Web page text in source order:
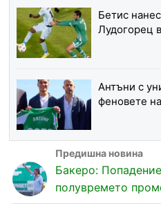
Бетис
Лудогорец
Антъни с
феновете
Бакеро:
полувремето